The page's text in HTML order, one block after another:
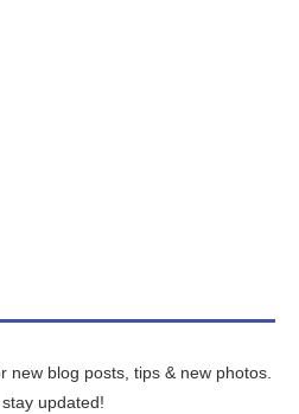
new blog posts, tips & new photos.
updated!